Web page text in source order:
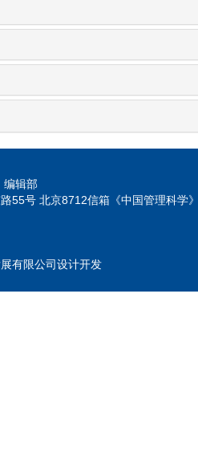
编辑部
路55号 北京8712信箱《中国管理科
有限公司设计开发